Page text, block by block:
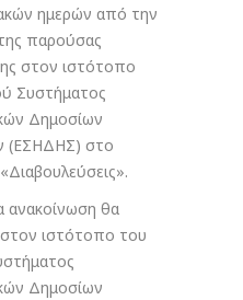
ημερών από την
παρούσας
στον ιστότοπο
Συστήματος
Δημοσίων
(ΕΣΗΔΗΣ) στο
θα
ιστότοπο του
Δημοσίων